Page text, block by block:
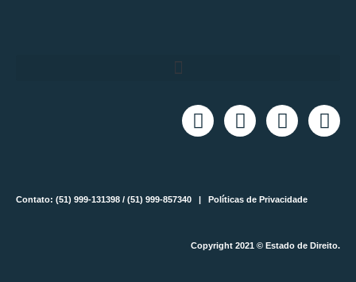
Contato: (51) 999-131398 / (51) 999-857340 | Políticas de Privacidade
Copyright 2021 © Estado de Direito.